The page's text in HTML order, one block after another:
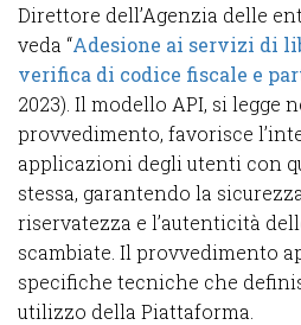
Direttore dell’Agenzia delle
veda “Adesione ai servizi di
verifica di codice fiscale e
2023). Il modello API, si legge
provvedimento, favorisce
applicazioni degli utenti con
stessa, garantendo la
riservatezza e l’autenticità
scambiate. Il provvedimento
specifiche tecniche che
utilizzo della Piattaforma.